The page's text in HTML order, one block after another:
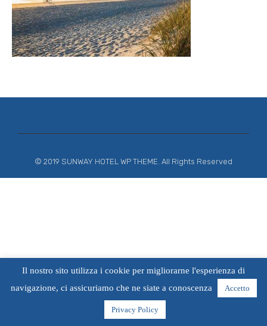
© 2019 SUNWAY HOTEL WP THEME. All Rights Reserved
Il nostro sito utilizza i cookie per migliorarne l'esperienza di
navigazione, ci assicuriamo che ne siate a conoscenza
Accetto
Privacy Policy